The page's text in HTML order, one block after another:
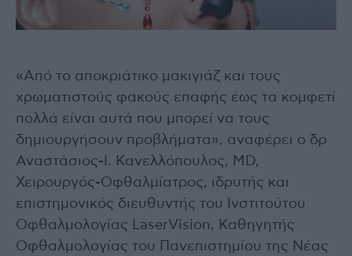
«Από το αποκριάτικο μακιγιάζ και τους
χρωματιστούς φακούς επαφής έως τα κομφετί
πολλά είναι αυτά που μπορεί να τους
δημιουργήσουν προβλήματα», αναφέρει ο δρ
Αναστάσιος-Ι. Κανελλόπουλος, MD,
Χειρουργός-Οφθαλμίατρος, ιδρυτής και
επιστημονικός διευθυντής του Ινστιτούτου
Οφθαλμολογίας LaserVision, Καθηγητής
Οφθαλμολογίας του Πανεπιστημίου της Νέας